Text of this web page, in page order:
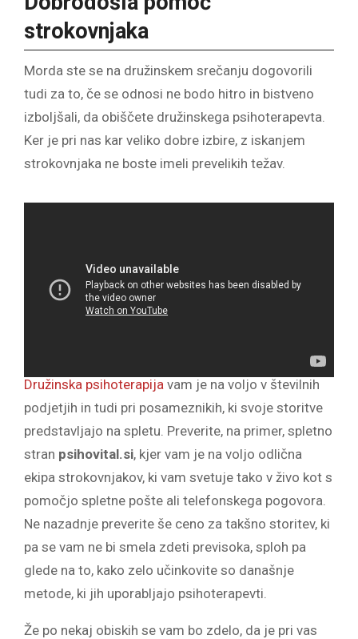
strokovnjaka
Morda ste se na družinskem srečanju dogovorili
tudi za to, če se odnosi ne bodo hitro in bistveno
izboljšali, da obiščete družinskega psihoterapevta.
Ker je pri nas kar veliko dobre izbire, z iskanjem
strokovnjaka ne boste imeli prevelikih težav.
Družinska psihoterapija vam je na voljo v številnih
podjetjih in tudi pri posameznikih, ki svoje storitve
predstavljajo na spletu. Preverite, na primer, spletno
stran psihovital.si, kjer vam je na voljo odlična
ekipa strokovnjakov, ki vam svetuje tako v živo kot s
pomočjo spletne pošte ali telefonskega pogovora.
Ne nazadnje preverite še ceno za takšno storitev, ki
pa se vam ne bi smela zdeti previsoka, sploh pa
glede na to, kako zelo učinkovite so današnje
metode, ki jih uporabljajo psihoterapevti.
Že po nekaj obiskih se vam bo zdelo, da je pri vas